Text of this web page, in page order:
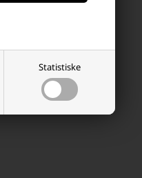
Statistiske